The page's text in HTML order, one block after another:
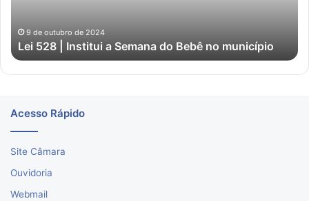
no
município
9 de outubro de 2024
Lei 528 | Institui a Semana do Bebê no município
Acesso Rápido
Site Câmara
Ouvidoria
Webmail